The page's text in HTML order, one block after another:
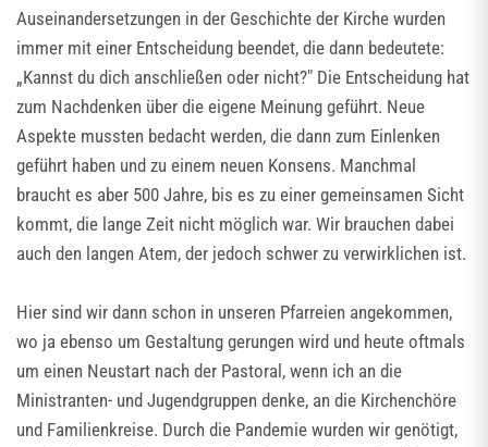
Auseinandersetzungen in der Geschichte der Kirche wurden
immer mit einer Entscheidung beendet, die dann bedeutete:
„Kannst du dich anschließen oder nicht?" Die Entscheidung hat
zum Nachdenken über die eigene Meinung geführt. Neue
Aspekte mussten bedacht werden, die dann zum Einlenken
geführt haben und zu einem neuen Konsens. Manchmal
braucht es aber 500 Jahre, bis es zu einer gemeinsamen Sicht
kommt, die lange Zeit nicht möglich war. Wir brauchen dabei
auch den langen Atem, der jedoch schwer zu verwirklichen ist.
Hier sind wir dann schon in unseren Pfarreien angekommen,
wo ja ebenso um Gestaltung gerungen wird und heute oftmals
um einen Neustart nach der Pastoral, wenn ich an die
Ministranten- und Jugendgruppen denke, an die Kirchenchöre
und Familienkreise. Durch die Pandemie wurden wir genötigt,